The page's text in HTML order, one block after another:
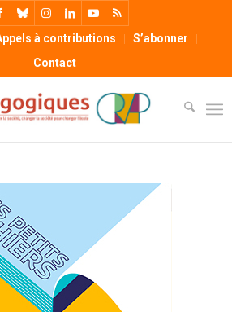
à contributions
S’abonner
Contact